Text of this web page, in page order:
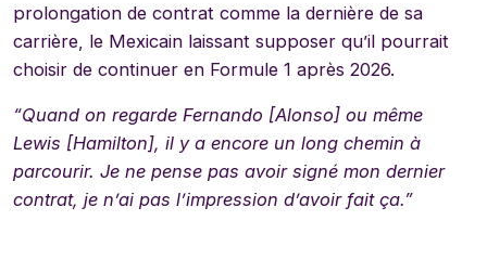
prolongation de contrat comme la dernière de sa
carrière, le Mexicain laissant supposer qu’il pourrait
choisir de continuer en Formule 1 après 2026.
“Quand on regarde Fernando [Alonso] ou même
Lewis [Hamilton], il y a encore un long chemin à
parcourir. Je ne pense pas avoir signé mon dernier
contrat, je n’ai pas l’impression d’avoir fait ça.”